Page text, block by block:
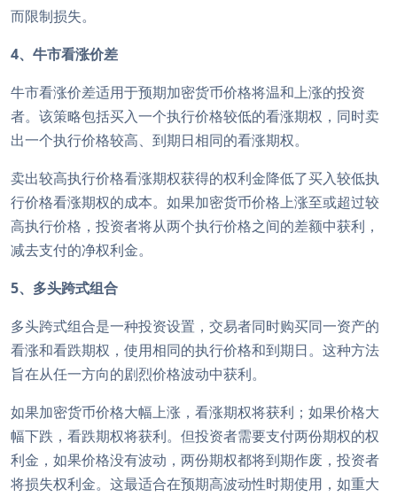
而限制损失。
4、牛市看涨价差
牛市看涨价差适用于预期加密货币价格将温和上涨的投资
者。该策略包括买入一个执行价格较低的看涨期权，同时卖
出一个执行价格较高、到期日相同的看涨期权。
卖出较高执行价格看涨期权获得的权利金降低了买入较低执
行价格看涨期权的成本。如果加密货币价格上涨至或超过较
高执行价格，投资者将从两个执行价格之间的差额中获利，
减去支付的净权利金。
5、多头跨式组合
多头跨式组合是一种投资设置，交易者同时购买同一资产的
看涨和看跌期权，使用相同的执行价格和到期日。这种方法
旨在从任一方向的剧烈价格波动中获利。
如果加密货币价格大幅上涨，看涨期权将获利；如果价格大
幅下跌，看跌期权将获利。但投资者需要支付两份期权的权
利金，如果价格没有波动，两份期权都将到期作废，投资者
将损失权利金。这最适合在预期高波动性时期使用，如重大